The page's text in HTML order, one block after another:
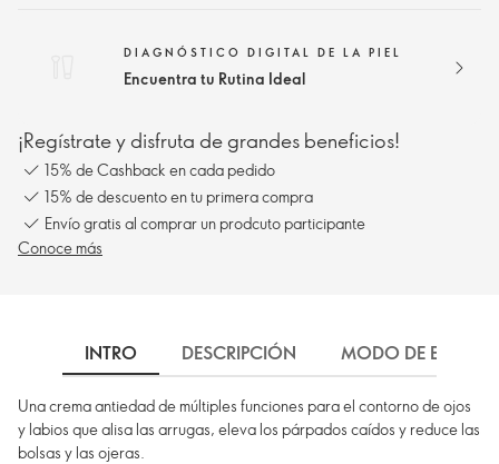
DIAGNÓSTICO DIGITAL DE LA PIEL
Encuentra tu Rutina Ideal
¡Regístrate y disfruta de grandes beneficios!
15% de Cashback en cada pedido
15% de descuento en tu primera compra
Envío gratis al comprar un prodcuto participante
Conoce más
INTRO DESCRIPCIÓN MODO DE EMPLEO
Una crema antiedad de múltiples funciones para el contorno de ojos
y labios que alisa las arrugas, eleva los párpados caídos y reduce las
bolsas y las ojeras.